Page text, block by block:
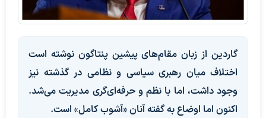
گاردین از زبان مقام‌های پیشین پنتاگون نوشته است
اختلاف میان رهبری سیاسی و نظامی در گذشته نیز
وجود داشت، اما با نظم و حرفه‌ای‌گری مدیریت می‌شد.
اکنون اما اوضاع به گفته آنان «آشوب کامل» است.